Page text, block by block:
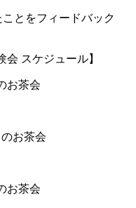
とをフィードバック
会 スケジュール】
お茶会
お茶会
お茶会